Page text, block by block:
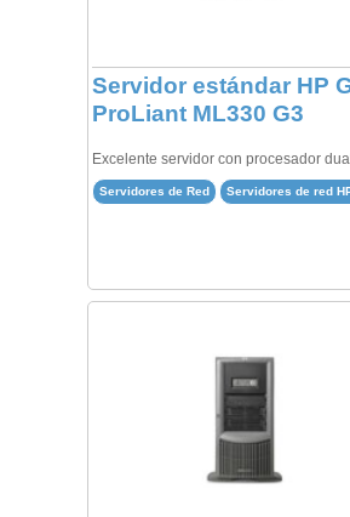
Servidor estándar HP
ProLiant ML330 G3
Excelente servidor con procesador
Servidores de Red Servidores de red